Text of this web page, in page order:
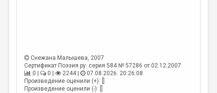
ПУБЛИЦИСТИКА
РЕЦЕНЗИРОВАНИЕ
ЦИКЛЫ ПУБЛИКАЦИЙ
Снежана Малышева, 2007
Сертификат Поэзия.ру: серия 584 № 57286 от 02.12.2007
0 |
0 | 2244 |
07.08.2026. 20:26:08
Произведение оценили (+): []
Произведение оценили (-): []